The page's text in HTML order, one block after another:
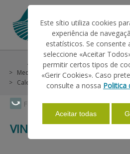
Faça Swipe para ver o menu
O IFAP
AJUDAS/APOIOS
INFORMAÇÕES
Ajudas/Apoios Ajudas no
Medida 2 - Fileiras Agropecuárias
Calendário
VINHO - PRODUÇÃO
Este sítio utiliza cookies
experiência de
estatísticos. Se consente
seleccione «Aceitar
permitir certos tipos de
«Gerir Cookies». Caso
consulte a nossa Politica
Aceitar todas